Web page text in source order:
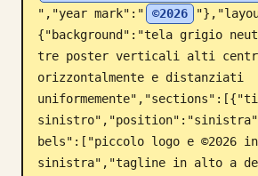
","year mark":"
©2026
{"background":"tela grigio
tre poster verticali alti
orizzontalmente e distanziati
bels":["piccolo logo e ©2026
sinistra","tagline in alto a